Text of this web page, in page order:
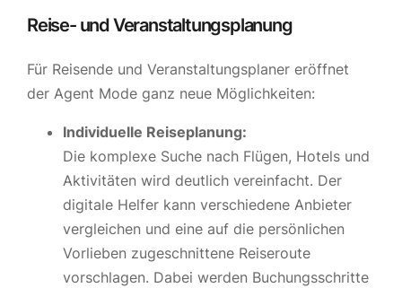
Reise- und Veranstaltungsplanung
Für Reisende und Veranstaltungsplaner eröffnet
der Agent Mode ganz neue Möglichkeiten:
Individuelle Reiseplanung:
Die komplexe Suche nach Flügen, Hotels und
Aktivitäten wird deutlich vereinfacht. Der
digitale Helfer kann verschiedene Anbieter
vergleichen und eine auf die persönlichen
Vorlieben zugeschnittene Reiseroute
vorschlagen. Dabei werden Buchungsschritte